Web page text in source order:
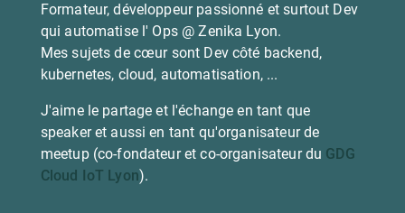
Formateur, développeur passionné et surtout Dev
qui automatise l' Ops @ Zenika Lyon.
Mes sujets de cœur sont Dev côté backend,
kubernetes, cloud, automatisation, ...
J'aime le partage et l'échange en tant que
speaker et aussi en tant qu'organisateur de
meetup (co-fondateur et co-organisateur du GDG
Cloud IoT Lyon).